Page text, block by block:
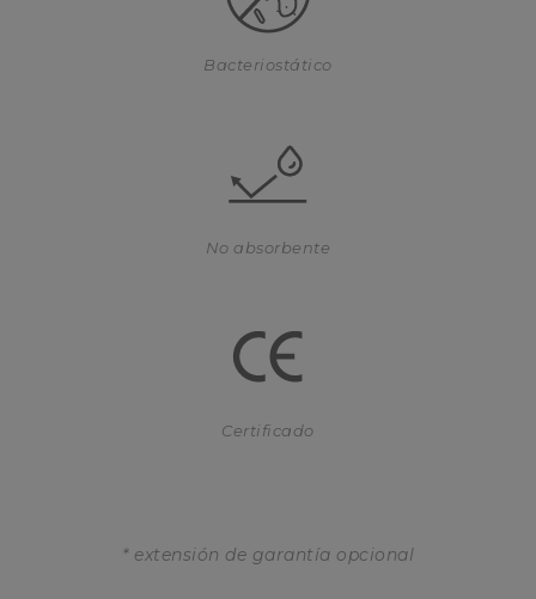
Bacteriostático
No absorbente
Certificado
* extensión de garantía opcional